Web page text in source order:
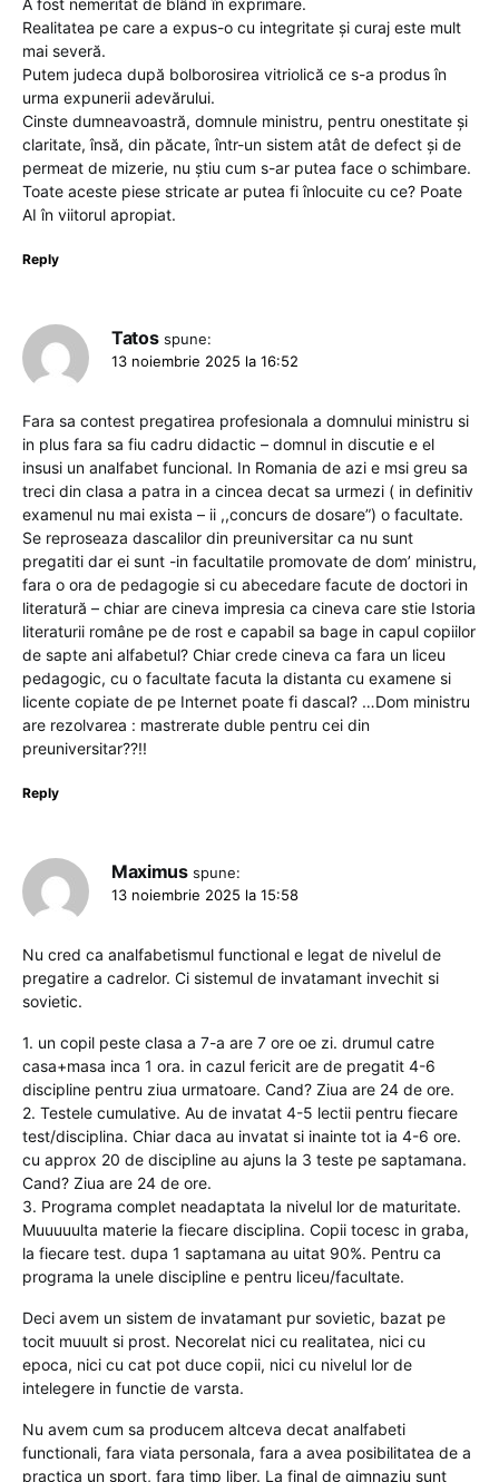
A fost nemeritat de blând în exprimare.
Realitatea pe care a expus-o cu integritate și curaj este mult
mai severă.
Putem judeca după bolborosirea vitriolică ce s-a produs în
urma expunerii adevărului.
Cinste dumneavoastră, domnule ministru, pentru onestitate și
claritate, însă, din păcate, într-un sistem atât de defect și de
permeat de mizerie, nu știu cum s-ar putea face o schimbare.
Toate aceste piese stricate ar putea fi înlocuite cu ce? Poate
AI în viitorul apropiat.
Reply
Tatos spune:
13 noiembrie 2025 la 16:52
Fara sa contest pregatirea profesionala a domnului ministru si
in plus fara sa fiu cadru didactic – domnul in discutie e el
insusi un analfabet funcional. In Romania de azi e msi greu sa
treci din clasa a patra in a cincea decat sa urmezi ( in definitiv
examenul nu mai exista – ii ,,concurs de dosare”) o facultate.
Se reproseaza dascalilor din preuniversitar ca nu sunt
pregatiti dar ei sunt -in facultatile promovate de dom’ ministru,
fara o ora de pedagogie si cu abecedare facute de doctori in
literatură – chiar are cineva impresia ca cineva care stie Istoria
literaturii române pe de rost e capabil sa bage in capul copiilor
de sapte ani alfabetul? Chiar crede cineva ca fara un liceu
pedagogic, cu o facultate facuta la distanta cu examene si
licente copiate de pe Internet poate fi dascal? …Dom ministru
are rezolvarea : mastrerate duble pentru cei din
preuniversitar??!!
Reply
Maximus spune:
13 noiembrie 2025 la 15:58
Nu cred ca analfabetismul functional e legat de nivelul de
pregatire a cadrelor. Ci sistemul de invatamant invechit si
sovietic.
1. un copil peste clasa a 7-a are 7 ore oe zi. drumul catre
casa+masa inca 1 ora. in cazul fericit are de pregatit 4-6
discipline pentru ziua urmatoare. Cand? Ziua are 24 de ore.
2. Testele cumulative. Au de invatat 4-5 lectii pentru fiecare
test/disciplina. Chiar daca au invatat si inainte tot ia 4-6 ore.
cu approx 20 de discipline au ajuns la 3 teste pe saptamana.
Cand? Ziua are 24 de ore.
3. Programa complet neadaptata la nivelul lor de maturitate.
Muuuuulta materie la fiecare disciplina. Copii tocesc in graba,
la fiecare test. dupa 1 saptamana au uitat 90%. Pentru ca
programa la unele discipline e pentru liceu/facultate.
Deci avem un sistem de invatamant pur sovietic, bazat pe
tocit muuult si prost. Necorelat nici cu realitatea, nici cu
epoca, nici cu cat pot duce copii, nici cu nivelul lor de
intelegere in functie de varsta.
Nu avem cum sa producem altceva decat analfabeti
functionali, fara viata personala, fara a avea posibilitatea de a
practica un sport, fara timp liber. La final de gimnaziu sunt